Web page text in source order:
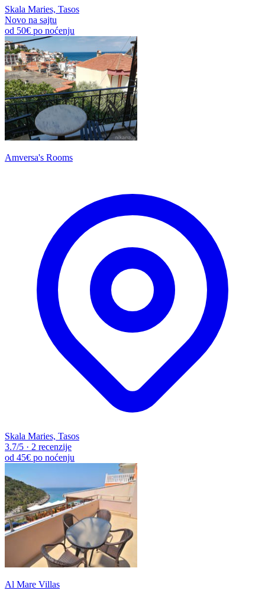
Skala Maries, Tasos
Novo na sajtu
od 50€ po noćenju
Amversa's Rooms
Skala Maries, Tasos
3.7/5 · 2 recenzije
od 45€ po noćenju
Al Mare Villas